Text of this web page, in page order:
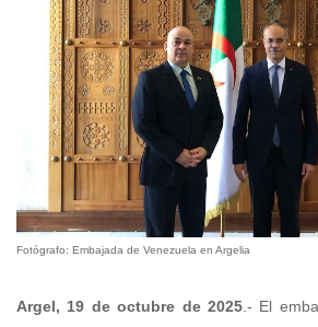
Fotógrafo: Embajada de Venezuela en Argelia
Argel, 19 de octubre de 2025 .- El